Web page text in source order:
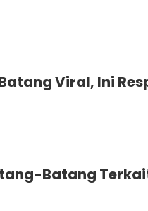
Viral, Ini
Batang